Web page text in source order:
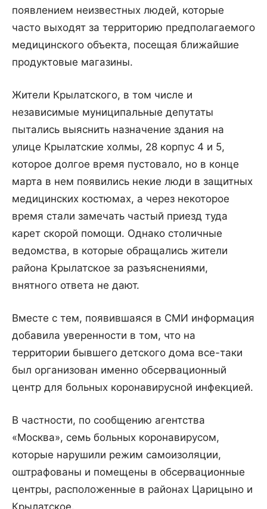
появлением неизвестных людей, которые
часто выходят за территорию предполагаемого
медицинского объекта, посещая ближайшие
продуктовые магазины.
Жители Крылатского, в том числе и
независимые муниципальные депутаты
пытались выяснить назначение здания на
улице Крылатские холмы, 28 корпус 4 и 5,
которое долгое время пустовало, но в конце
марта в нем появились некие люди в защитных
медицинских костюмах, а через некоторое
время стали замечать частый приезд туда
карет скорой помощи. Однако столичные
ведомства, в которые обращались жители
района Крылатское за разъяснениями,
внятного ответа не дают.
Вместе с тем, появившаяся в СМИ информация
добавила уверенности в том, что на
территории бывшего детского дома все-таки
был организован именно обсервационный
центр для больных коронавирусной инфекцией.
В частности, по сообщению агентства
«Москва», семь больных коронавирусом,
которые нарушили режим самоизоляции,
оштрафованы и помещены в обсервационные
центры, расположенные в районах Царицыно и